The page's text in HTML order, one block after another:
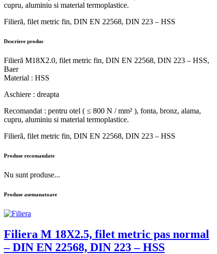
cupru, aluminiu si material termoplastice.
Filieră, filet metric fin, DIN EN 22568, DIN 223 – HSS
Descriere produs
Filieră M18X2.0, filet metric fin, DIN EN 22568, DIN 223 – HSS,
Baer
Material : HSS
Aschiere : dreapta
Recomandat : pentru otel ( ≤ 800 N / mm² ), fonta, bronz, alama,
cupru, aluminiu si material termoplastice.
Filieră, filet metric fin, DIN EN 22568, DIN 223 – HSS
Produse recomandate
Nu sunt produse...
Produse asemanatoare
Filiera M 18X2.5, filet metric pas normal
– DIN EN 22568, DIN 223 – HSS